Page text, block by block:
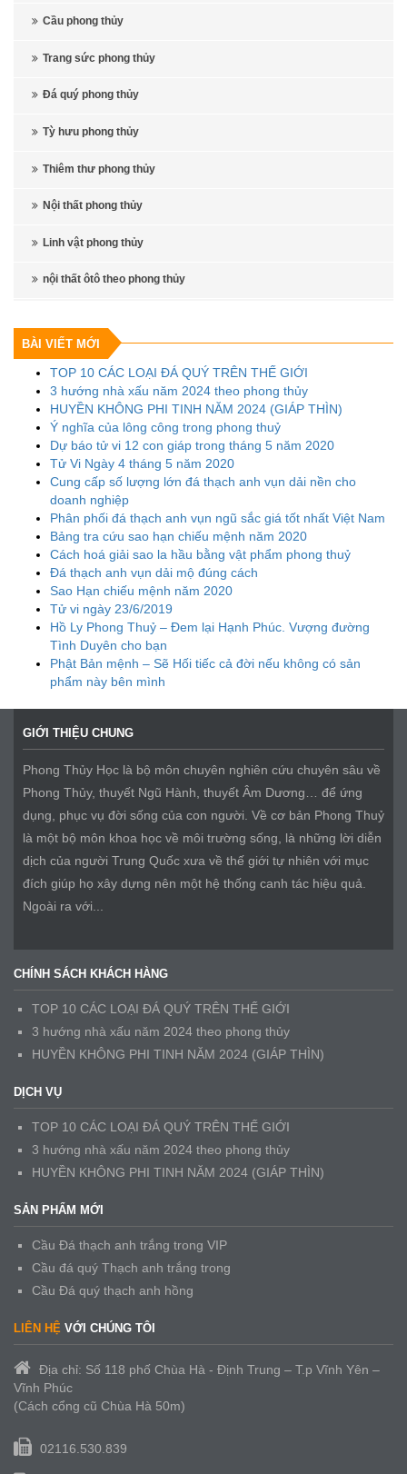
Cầu phong thủy
Trang sức phong thủy
Đá quý phong thủy
Tỳ hưu phong thủy
Thiêm thư phong thủy
Nội thất phong thủy
Linh vật phong thủy
nội thất ôtô theo phong thủy
BÀI VIẾT MỚI
TOP 10 CÁC LOẠI ĐÁ QUÝ TRÊN THẾ GIỚI
3 hướng nhà xấu năm 2024 theo phong thủy
HUYỀN KHÔNG PHI TINH NĂM 2024 (GIÁP THÌN)
Ý nghĩa của lông công trong phong thuỷ
Dự báo tử vi 12 con giáp trong tháng 5 năm 2020
Tử Vi Ngày 4 tháng 5 năm 2020
Cung cấp số lượng lớn đá thạch anh vụn dải nền cho
doanh nghiệp
Phân phối đá thạch anh vụn ngũ sắc giá tốt nhất Việt Nam
Bảng tra cứu sao hạn chiếu mệnh năm 2020
Cách hoá giải sao la hầu bằng vật phẩm phong thuỷ
Đá thạch anh vụn dải mộ đúng cách
Sao Hạn chiếu mệnh năm 2020
Tử vi ngày 23/6/2019
Hồ Ly Phong Thuỷ – Đem lại Hạnh Phúc. Vượng đường
Tình Duyên cho bạn
Phật Bản mệnh – Sẽ Hối tiếc cả đời nếu không có sản
phẩm này bên mình
GIỚI THIỆU CHUNG
Phong Thủy Học là bộ môn chuyên nghiên cứu chuyên sâu về
Phong Thủy, thuyết Ngũ Hành, thuyết Âm Dương… để ứng
dụng, phục vụ đời sống của con người. Về cơ bản Phong Thuỷ
là một bộ môn khoa học về môi trường sống, là những lời diễn
dịch của người Trung Quốc xưa về thế giới tự nhiên với mục
đích giúp họ xây dựng nên một hệ thống canh tác hiệu quả.
Ngoài ra với...
CHÍNH SÁCH KHÁCH HÀNG
TOP 10 CÁC LOẠI ĐÁ QUÝ TRÊN THẾ GIỚI
3 hướng nhà xấu năm 2024 theo phong thủy
HUYỀN KHÔNG PHI TINH NĂM 2024 (GIÁP THÌN)
DỊCH VỤ
TOP 10 CÁC LOẠI ĐÁ QUÝ TRÊN THẾ GIỚI
3 hướng nhà xấu năm 2024 theo phong thủy
HUYỀN KHÔNG PHI TINH NĂM 2024 (GIÁP THÌN)
SẢN PHẨM MỚI
Cầu Đá thạch anh trắng trong VIP
Cầu đá quý Thạch anh trắng trong
Cầu Đá quý thạch anh hồng
LIÊN HỆ VỚI CHÚNG TÔI
Địa chỉ: Số 118 phố Chùa Hà - Định Trung – T.p Vĩnh Yên –
Vĩnh Phúc
(Cách cổng cũ Chùa Hà 50m)
02116.530.839